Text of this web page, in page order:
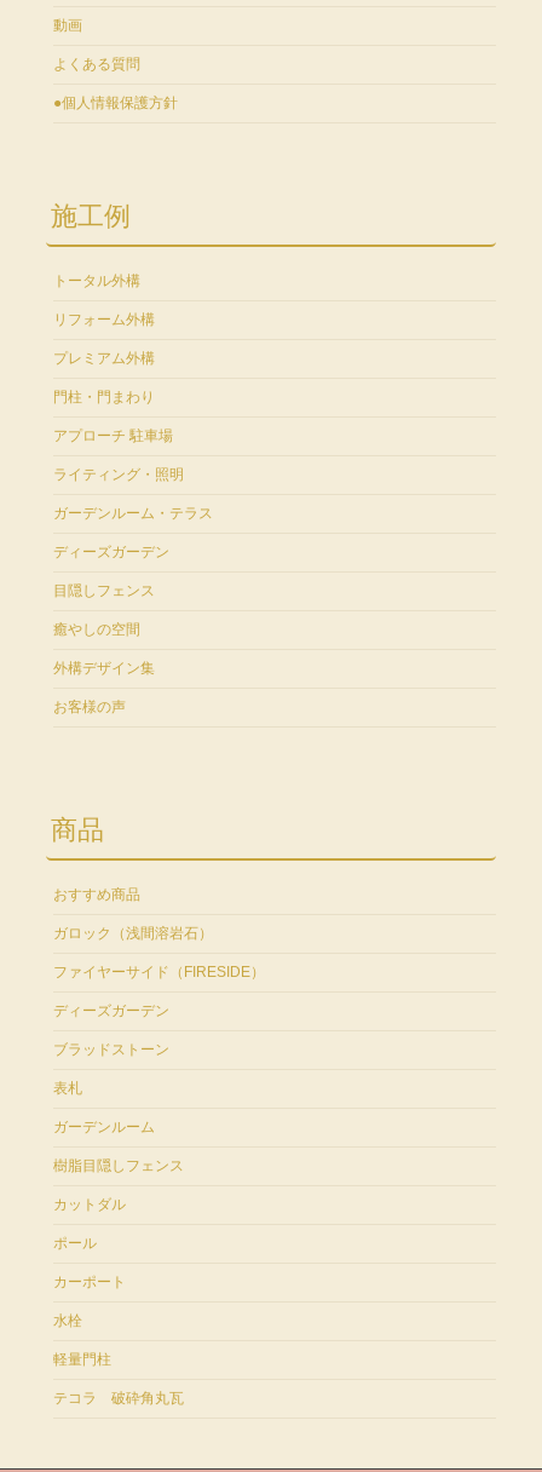
動画
よくある質問
●個人情報保護方針
施工例
トータル外構
リフォーム外構
プレミアム外構
門柱・門まわり
アプローチ 駐車場
ライティング・照明
ガーデンルーム・テラス
ディーズガーデン
目隠しフェンス
癒やしの空間
外構デザイン集
お客様の声
商品
おすすめ商品
ガロック（浅間溶岩石）
ファイヤーサイド（FIRESIDE）
ディーズガーデン
ブラッドストーン
表札
ガーデンルーム
樹脂目隠しフェンス
カットダル
ポール
カーポート
水栓
軽量門柱
テコラ 破砕角丸瓦